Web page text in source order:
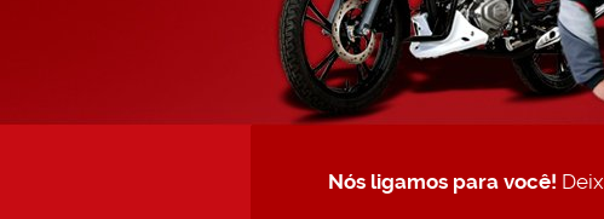
Nós ligamos para você!